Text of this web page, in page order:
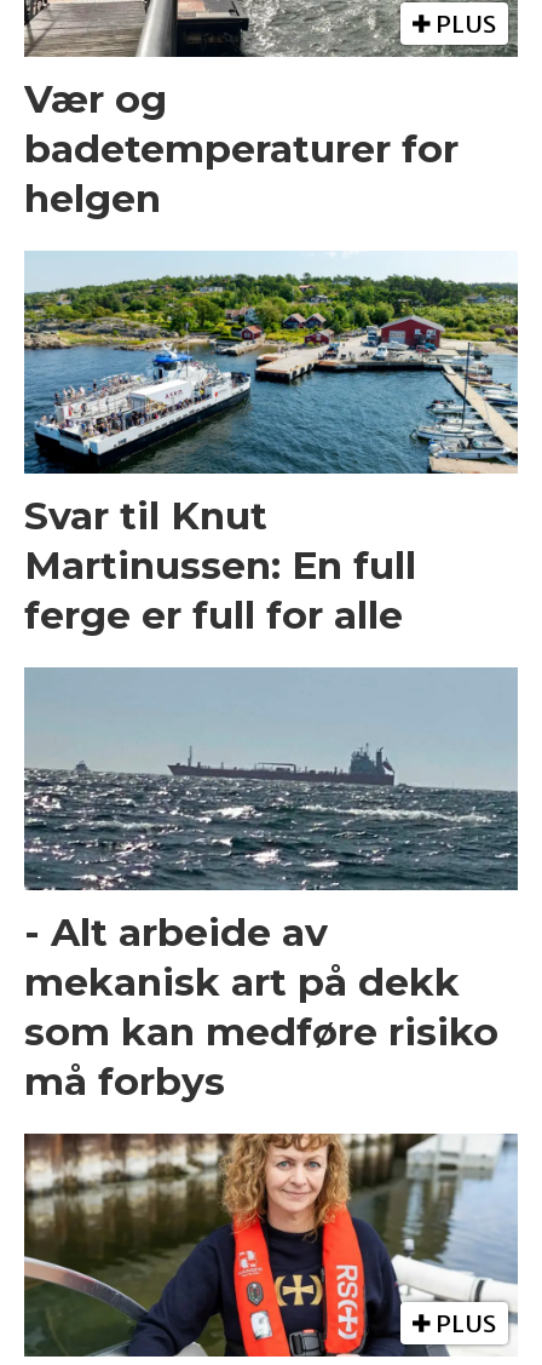
PLUS
Vær og
badetemperaturer for
helgen
Svar til Knut
Martinussen: En full
ferge er full for alle
- Alt arbeide av
mekanisk art på dekk
som kan medføre risiko
må forbys
PLUS